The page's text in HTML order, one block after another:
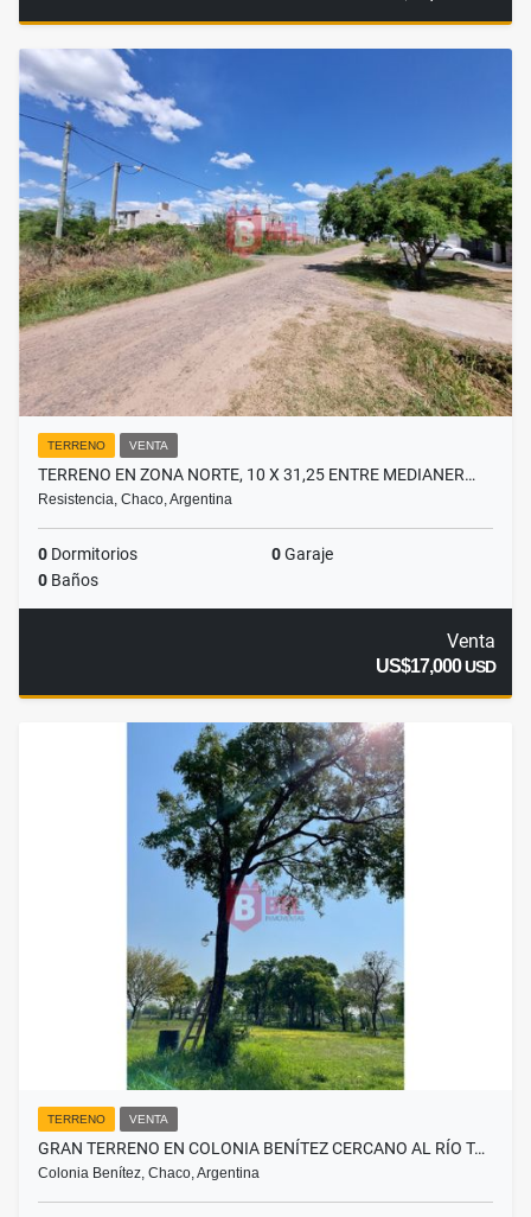
TERRENO VENTA
TERRENO EN ZONA NORTE, 10 X 31,25 ENTRE MEDIANER…
Resistencia, Chaco, Argentina
0 Dormitorios 0Garaje
0 Baños
Venta
US$17,000USD
TERRENO VENTA
GRAN TERRENO EN COLONIA BENÍTEZ CERCANO AL RÍO T…
Colonia Benítez, Chaco, Argentina